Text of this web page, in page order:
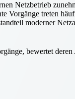
Netzbetrieb
Vorgänge treten
moderner
bewertet